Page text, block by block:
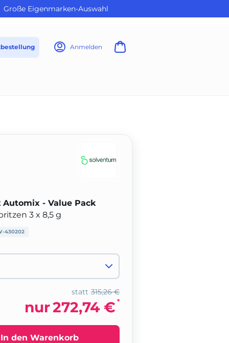
Große Eigenmarken-Auswahl
Anmelden
- Value Pack
3 x 8,5 g
430202
315,26 €
statt
nur272,74 € *
In den Warenkorb